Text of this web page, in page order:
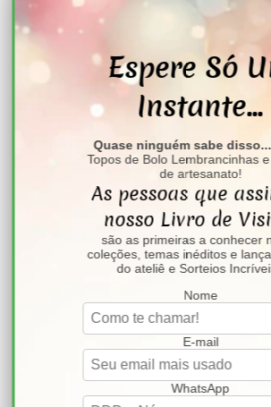
"Sou Midian Lima,
Multi Artista, Especialista de
criadora do Com Mãos de Seda.
artesanais exclusivas, decoração
projetos criativos em biscuit, EVA e
Também compartilho conhecimento
conteúdos sobre
Espere Só
Instante...
Quase ninguém sabe disso...
Topos de Bolo Lembrancinhas
de artesanato!
As pessoas que
nosso Livro de
são as primeiras a conhecer
coleções, temas inéditos e
do ateliê e Sorteios
Nome
E-mail
WhatsApp